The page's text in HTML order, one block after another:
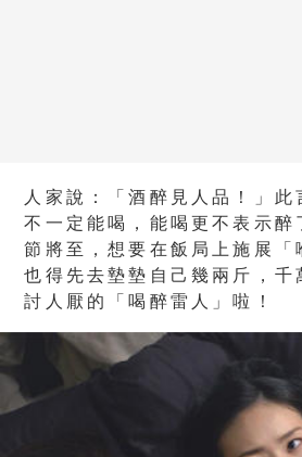
人家說：「酒醉見人品！」此
不一定能喝，能喝更不表示醉
節將至，想要在飯局上施展「
也得先去墊墊自己幾兩斤，千
討人厭的「喝醉雷人」啦！